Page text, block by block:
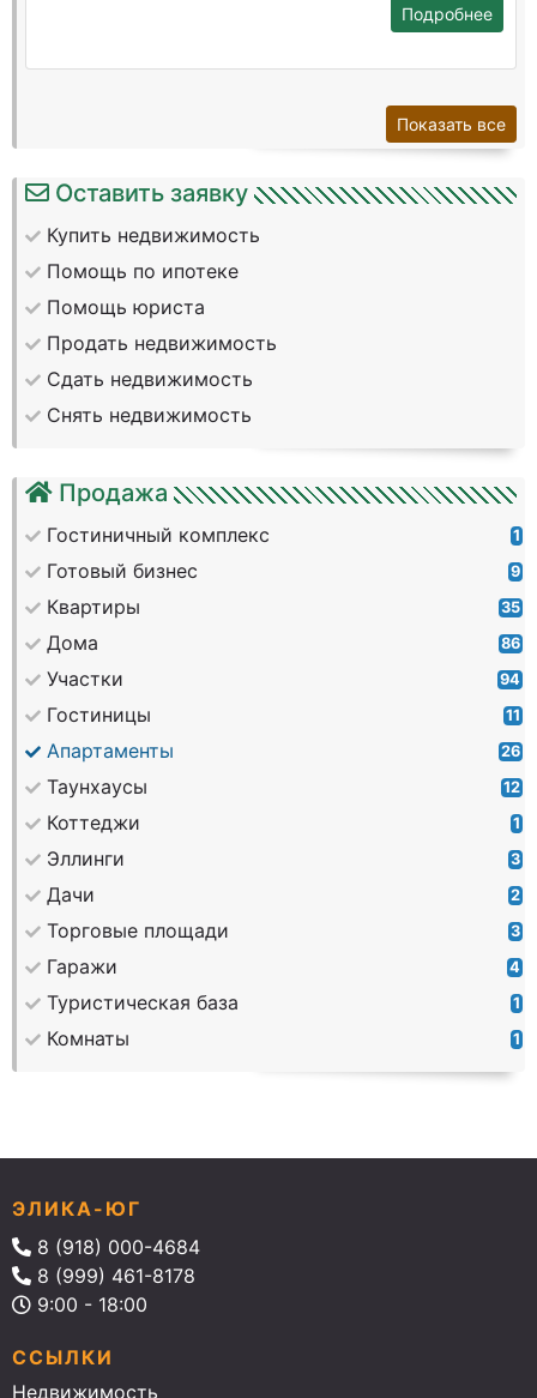
Оставить заявку
Купить недвижимость
Помощь по ипотеке
Помощь юриста
Продать недвижимость
Сдать недвижимость
Снять недвижимость
Продажа
Гостиничный комплекс 1
Готовый бизнес 9
Квартиры 35
Дома 86
Участки 94
Гостиницы 11
Апартаменты 26
Таунхаусы 12
Коттеджи 1
Эллинги 3
Дачи 2
Торговые площади 3
Гаражи 4
Туристическая база 1
Комнаты 1
Подробнее
Показать все
ЭЛИКА-ЮГ
8 (918) 000-4684
8 (999) 461-8178
9:00 - 18:00
ССЫЛКИ
Недвижимость